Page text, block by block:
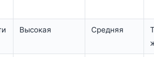
Высокая Средняя